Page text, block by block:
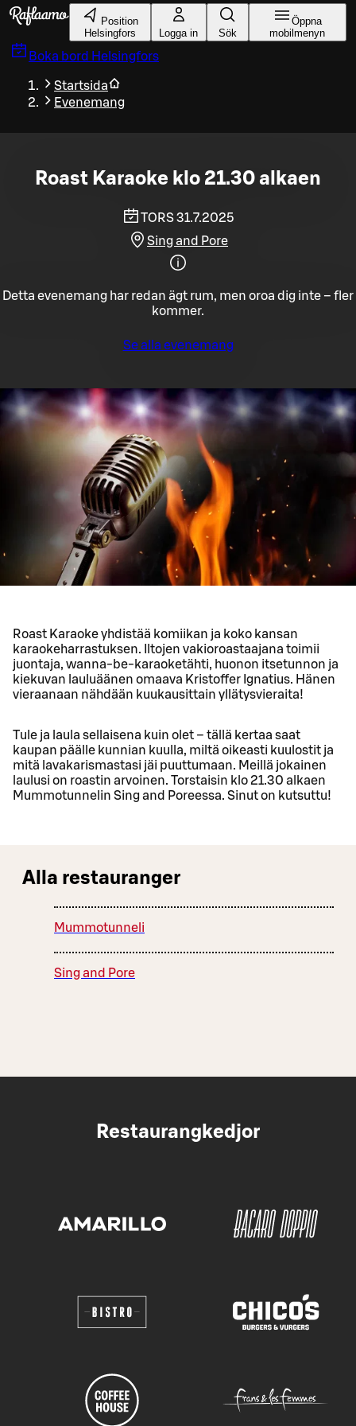
Gå till huvudinnehållet
Position
Helsingfors
Logga in Sök
Öppna
mobilmenyn
Boka bord Helsingfors
Startsida
Evenemang
Roast Karaoke klo 21.30 alkaen
TORS 31.7.2025
Sing and Pore
Detta evenemang har redan ägt rum, men oroa dig inte – fler
kommer.
Se alla evenemang
Roast Karaoke yhdistää komiikan ja koko kansan
karaokeharrastuksen. Iltojen vakioroastaajana toimii
juontaja, wanna-be-karaoketähti, huonon itsetunnon ja
kiekuvan lauluäänen omaava Kristoffer Ignatius. Hänen
vieraanaan nähdään kuukausittain yllätysvieraita!
Tule ja laula sellaisena kuin olet – tällä kertaa saat
kaupan päälle kunnian kuulla, miltä oikeasti kuulostit ja
mitä lavakarismastasi jäi puuttumaan. Meillä jokainen
laulusi on roastin arvoinen. Torstaisin klo 21.30 alkaen
Mummotunnelin Sing and Poreessa. Sinut on kutsuttu!
Alla restauranger
Mummotunneli
Sing and Pore
Restaurangkedjor